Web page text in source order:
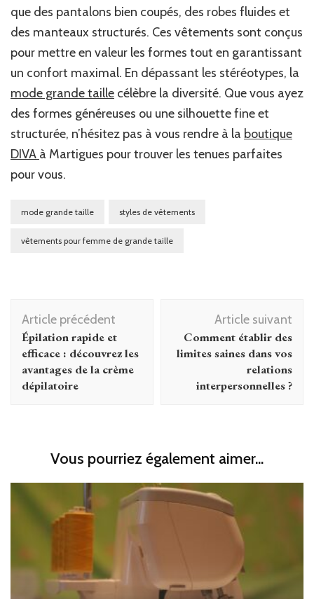
que des pantalons bien coupés, des robes fluides et
des manteaux structurés. Ces vêtements sont conçus
pour mettre en valeur les formes tout en garantissant
un confort maximal. En dépassant les stéréotypes, la
mode grande taille célèbre la diversité. Que vous ayez
des formes généreuses ou une silhouette fine et
structurée, n’hésitez pas à vous rendre à la boutique
DIVA à Martigues pour trouver les tenues parfaites
pour vous.
mode grande taille styles de vêtements
vêtements pour femme de grande taille
Navigation
d'article
Article précédent
Épilation rapide et
efficace : découvrez les
avantages de la crème
dépilatoire
Article suivant
Comment établir des
limites saines dans vos
relations
interpersonnelles ?
Vous pourriez également aimer...